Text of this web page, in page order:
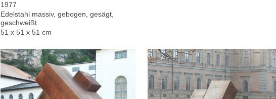
1977
Edelstahl massiv, gebogen, gesägt,
geschweißt
51 x 51 x 51 cm